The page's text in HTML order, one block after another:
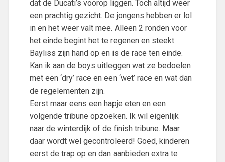
dat de Ducati’s voorop liggen. Toch altijd weer
een prachtig gezicht. De jongens hebben er lol
in en het weer valt mee. Alleen 2 ronden voor
het einde begint het te regenen en steekt
Bayliss zijn hand op en is de race ten einde.
Kan ik aan de boys uitleggen wat ze bedoelen
met een ‘dry’ race en een ‘wet’ race en wat dan
de regelementen zijn.
Eerst maar eens een hapje eten en een
volgende tribune opzoeken. Ik wil eigenlijk
naar de winterdijk of de finish tribune. Maar
daar wordt wel gecontroleerd! Goed, kinderen
eerst de trap op en dan aanbieden extra te